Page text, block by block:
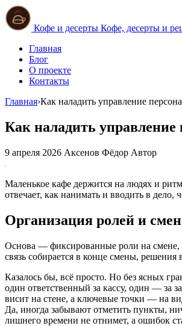
Кофе и десерты Кофе, десерты и
Главная
Блог
О проекте
Контакты
Главная›Как наладить управление
Как наладить
9 апреля 2026 Аксенов Фёдор Автор
Маленькое кафе держится на людях и
отвечает, как нанимать и вводить в
Организация ролей и
Основа — фиксированные роли на смене,
связь собирается в конце смены,
Казалось бы, всё просто. Но без ясных
один ответственный за кассу, один — за
висит на стене, а ключевые точки — на
Да, иногда забывают отметить пункты,
лишнего времени не отнимет, а ошибок